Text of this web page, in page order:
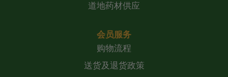
道地药材供应
会员服务
购物流程
送货及退货政策